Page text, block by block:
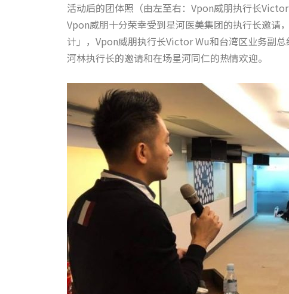
活动后的团体照（由左至右：Vpon威朋执行长
Vpon威朋十分荣幸受到星河医美集团的执行长邀请
计」，Vpon威朋执行长Victor Wu和台湾区业务副
河林执行长的邀请和在场星河同仁的热情欢迎。